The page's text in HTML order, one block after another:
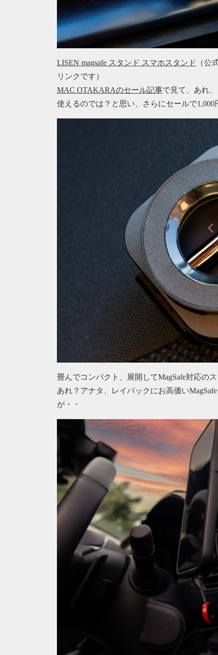
LISEN magsafe スタンド スマホスタンド
（公
リンクです）
MAC OTAKARAのセール記事で見て、あれ
使えるのでは？と思い、さらにセールで
畳んでコンパクト、展開してMagSafe対応の
あれ？アナタ、レイバックにお高価い
が・・